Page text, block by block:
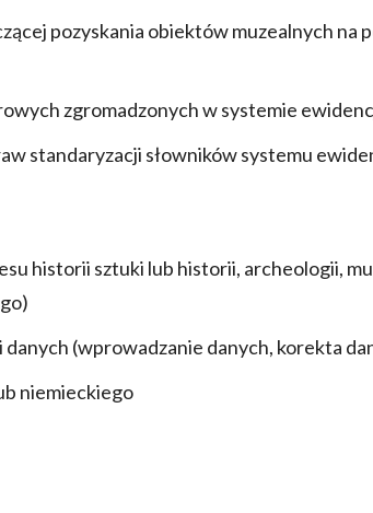
pozyskania obiektów muzealnych na
zgromadzonych w systemie
standaryzacji słowników systemu
historii sztuki lub historii, archeologii,
danych (wprowadzanie danych, korekta
niemieckiego